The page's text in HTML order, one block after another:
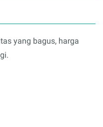
yang bagus, harga